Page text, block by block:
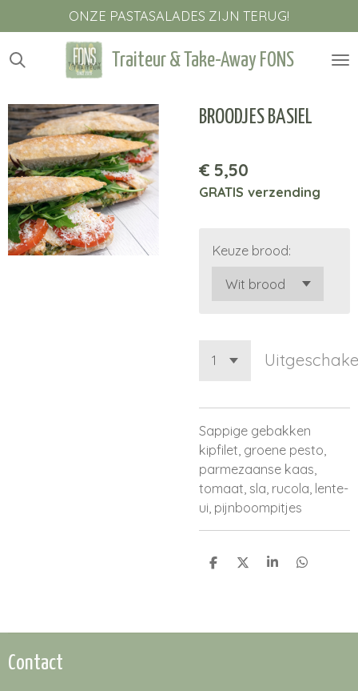
direct
naar
Traiteur & Take-Away FONS
ONZE PASTASALADES ZIJN TERUG!
BROODJES BASIEL
€ 5,50
GRATIS verzending
Keuze brood:
Sappige gebakken
kipfilet, groene pesto,
parmezaanse kaas,
tomaat, sla, rucola, lente-
ui, pijnboompitjes
D
D
S
D
Contact